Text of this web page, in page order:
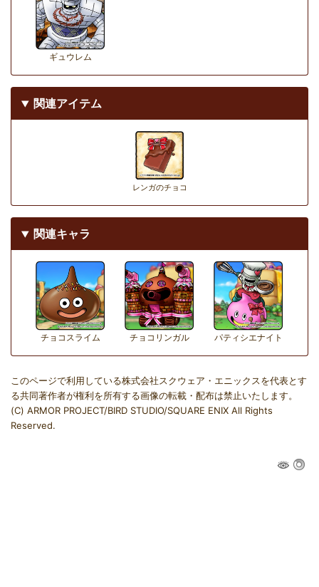
ギュウレム
関連アイテム
レンガのチョコ
関連キャラ
チョコスライム チョコリンガル パティシエナイト
このページで利用している株式会社スクウェア・エニックスを代表とす
る共同著作者が権利を所有する画像の転載・配布は禁止いたします。
(C) ARMOR PROJECT/BIRD STUDIO/SQUARE ENIX All Rights
Reserved.